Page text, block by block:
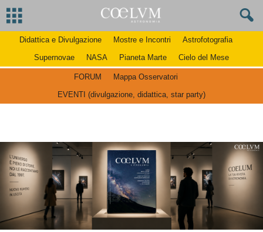
Didattica e Divulgazione Mostre e Incontri
Astrofotografia
Supernovae
NASA Pianeta Marte Cielo del Mese
FORUM
Mappa Osservatori
EVENTI (divulgazione, didattica, star party)